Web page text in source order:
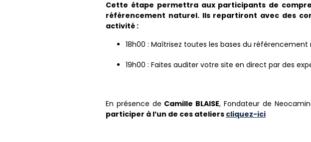
Cette étape permettra aux participants de
référencement naturel. Ils repartiront avec des
activité :
18h00 : Maîtrisez toutes les bases du référencement
19h00 : Faites auditer votre site en direct par des
En présence de Camille BLAISE, Fondateur de
participer à l’un de ces ateliers cliquez-ici